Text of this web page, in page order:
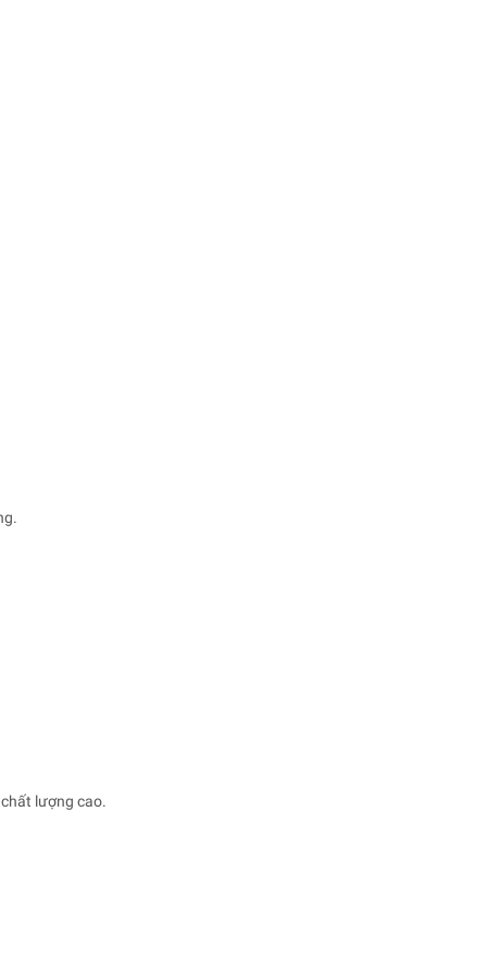
lượng cao.